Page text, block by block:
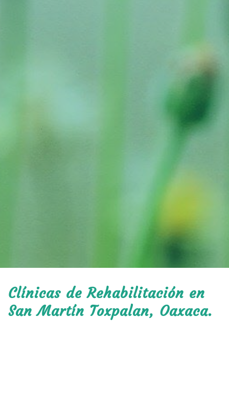
Clínicas de Rehabilitación en
San Martín Toxpalan, Oaxaca.